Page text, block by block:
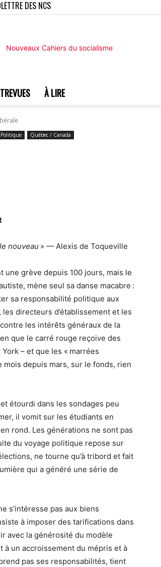
DES NCS
du
socialisme
À LIRE
Québec / Canada
nouveau » — Alexis de Toqueville
une grève depuis 100 jours, mais le
mène seul sa danse macabre :
sa responsabilité politique aux
directeurs d’établissement et les
les intérêts généraux de la
que le carré rouge reçoive des
– et que les « marrées
mois depuis mars, sur le fonds, rien
étourdi dans les sondages peu
il vomit sur les étudiants en
rond. Les générations ne sont pas
du voyage politique repose sur
ne tourne qu’à tribord et fait
qui a généré une série de
s’intéresse pas aux biens
à imposer des tarifications dans
avec la générosité du modèle
un accroissement du mépris et à
pas ses responsabilités, tient